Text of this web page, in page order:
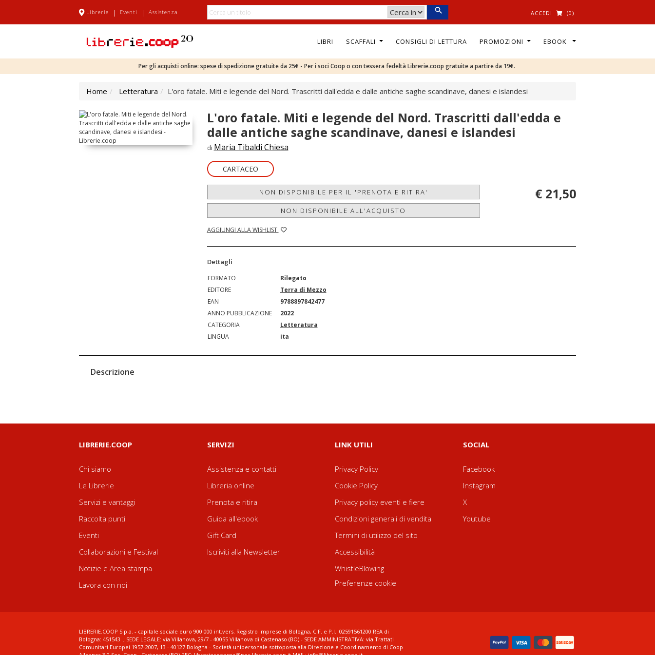
Librerie | Eventi | Assistenza ACCEDI (0)
LIBRI SCAFFALI CONSIGLI DI LETTURA PROMOZIONI EBOOK
Per gli acquisti online: spese di spedizione gratuite da 25€ - Per i soci Coop o con tessera fedeltà Librerie.coop gratuite a partire da 19€.
Home Letteratura L'oro fatale. Miti e legende del Nord. Trascritti dall'edda e dalle antiche saghe scandinave, danesi e islandesi
L'oro fatale. Miti e legende del Nord. Trascritti dall'edda e
dalle antiche saghe scandinave, danesi e islandesi
di Maria Tibaldi Chiesa
CARTACEO
NON DISPONIBILE PER IL 'PRENOTA E RITIRA'
NON DISPONIBILE ALL'ACQUISTO
AGGIUNGI ALLA WISHLIST
€ 21,50
Dettagli
FORMATO
Rilegato
EDITORE
Terra di Mezzo
EAN
9788897842477
ANNO PUBBLICAZIONE
2022
CATEGORIA
Letteratura
LINGUA
ita
Descrizione
LIBRERIE.COOP
Chi siamo
Le Librerie
Servizi e vantaggi
Raccolta punti
Eventi
Collaborazioni e Festival
Notizie e Area stampa
Lavora con noi
SERVIZI
Assistenza e contatti
Libreria online
Prenota e ritira
Guida all'ebook
Gift Card
Iscriviti alla Newsletter
LINK UTILI
Privacy Policy
Cookie Policy
Privacy policy eventi e fiere
Condizioni generali di vendita
Termini di utilizzo del sito
Accessibilità
WhistleBlowing
Preferenze cookie
SOCIAL
Facebook
Instagram
X
Youtube
LIBRERIE.COOP S.p.a. - capitale sociale euro 900.000 int.vers. Registro imprese di Bologna, C.F. e P.I.: 02591561200 REA di
Bologna: 451543 ; SEDE LEGALE: via Villanova, 29/7 - 40055 Villanova di Castenaso (BO) - SEDE AMMINISTRATIVA: via Trattati
Comunitari Europei 1957-2007, 13 - 40127 Bologna - Società unipersonale sottoposta alla Direzione e Coordinamento di Coop